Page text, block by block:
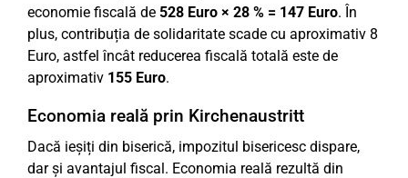
economie fiscală de 528 Euro × 28 % = 147 Euro. În
plus, contribuția de solidaritate scade cu aproximativ 8
Euro, astfel încât reducerea fiscală totală este de
aproximativ 155 Euro.
Economia reală prin Kirchenaustritt
Dacă ieșiți din biserică, impozitul bisericesc dispare,
dar și avantajul fiscal. Economia reală rezultă din